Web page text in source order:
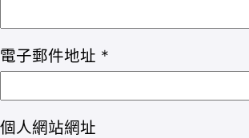
電子郵件地址 *
個人網站網址